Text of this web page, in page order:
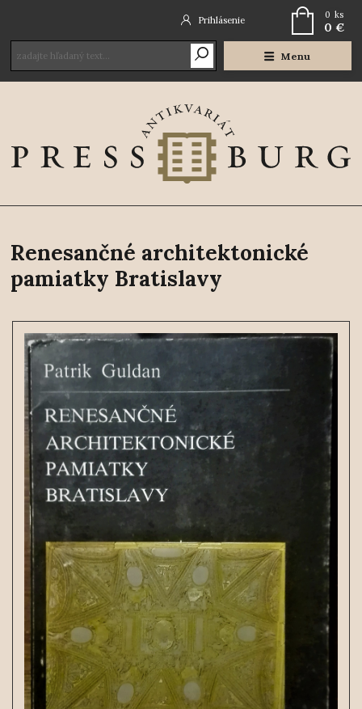
Menu
Prihlásenie 0 ks
0 €
Renesančné architektonické
pamiatky Bratislavy